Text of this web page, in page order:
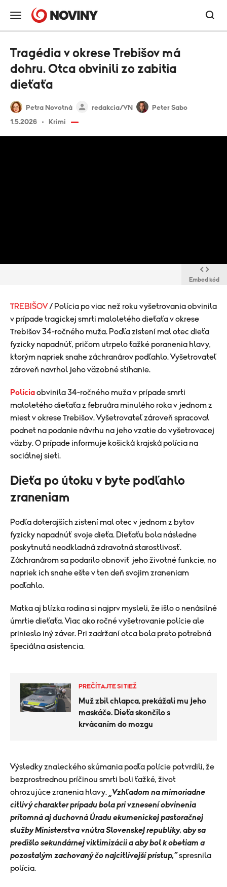
Petra Novotná redakcia/VN
Peter Sabo
1.5.2026
Krimi
Tragédia v okrese Trebišov má
dohru. Otca obvinili zo zabitia
dieťaťa
Embed kód
TREBIŠOV / Polícia po viac než roku vyšetrovania obvinila
v prípade tragickej smrti maloletého dieťaťa v okrese
Trebišov 34-ročného muža. Podľa zistení mal otec dieťa
fyzicky napadnúť, pričom utrpelo ťažké poranenia hlavy,
ktorým napriek snahe záchranárov podľahlo. Vyšetrovateľ
zároveň navrhol jeho väzobné stíhanie.
Políciaobvinila 34-ročného muža v prípade smrti
maloletého dieťaťa z februára minulého roka v jednom z
miest v okrese Trebišov. Vyšetrovateľ zároveň spracoval
podnet na podanie návrhu na jeho vzatie do vyšetrovacej
väzby. O prípade informuje košická krajská polícia na
sociálnej sieti.
Dieťa po útoku v byte podľahlo
zraneniam
Podľa doterajších zistení mal otec v jednom z bytov
fyzicky napadnúť svoje dieťa. Dieťaťu bola následne
poskytnutá neodkladná zdravotná starostlivosť.
Záchranárom sa podarilo obnoviť jeho životné funkcie, no
napriek ich snahe ešte v ten deň svojim zraneniam
podľahlo.
Matka aj blízka rodina si najprv mysleli, že išlo o nenásilné
úmrtie dieťaťa. Viac ako ročné vyšetrovanie polície ale
prinieslo iný záver. Pri zadržaní otca bola preto potrebná
špeciálna asistencia.
PREČÍTAJTE SI TIEŽ
Muž zbil chlapca, prekážali mu jeho
maskáče. Dieťa skončilo s
krvácaním do mozgu
Výsledky znaleckého skúmania podľa polície potvrdili, že
bezprostrednou príčinou smrti boli ťažké, život
ohrozujúce zranenia hlavy.
„Vzhľadom na mimoriadne
citlivý charakter prípadu bola pri vznesení obvinenia
prítomná aj duchovná Úradu ekumenickej pastoračnej
služby Ministerstva vnútra Slovenskej republiky, aby sa
predišlo sekundárnej viktimizácii a aby bol k obetiam a
pozostalým zachovaný čo najcitlivejší prístup,“spresnila
polícia.